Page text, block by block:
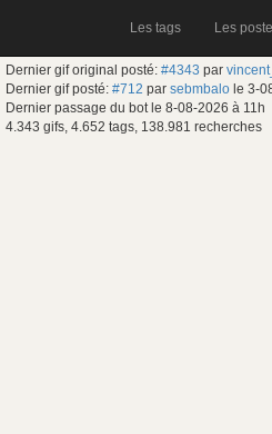
Les tags Les
Dernier gif original posté: #4343 par
Dernier gif posté: #712 par sebmbalo le 3-
Dernier passage du bot le 8-08-2026 à 11h
4.343 gifs, 4.652 tags, 138.981 recherches